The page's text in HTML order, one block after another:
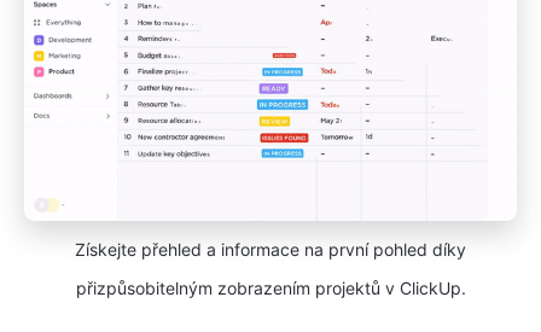
Získejte přehled a informace na první pohled díky
přizpůsobitelným zobrazením projektů v ClickUp.